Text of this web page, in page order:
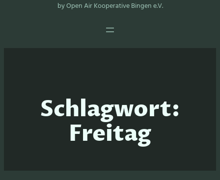
by Open Air Kooperative Bingen e.V.
Schlagwort:
Freitag